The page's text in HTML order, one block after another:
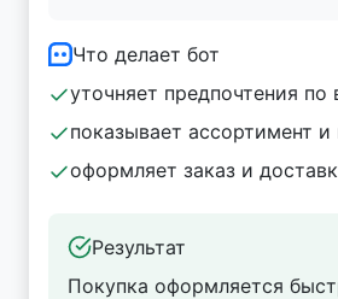
Что делает бот
уточняет предпочтения по
показывает ассортимент и
оформляет заказ и
Результат
Покупка оформляется